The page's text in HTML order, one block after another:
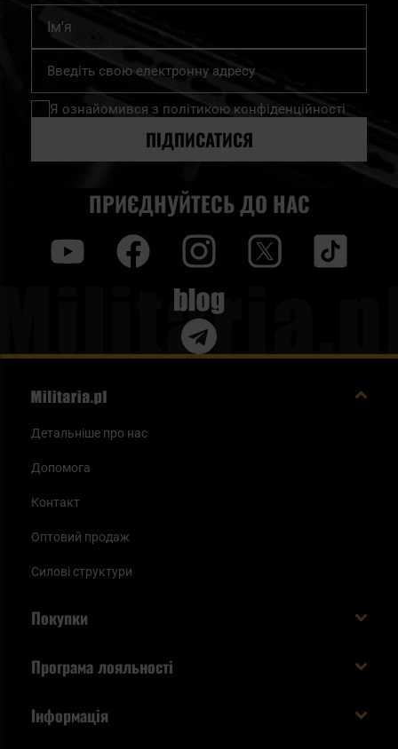
Підпишіться
нашу
розсилку
Я ознайомився з політикою конфіденційності
ПІДПИСАТИСЯ
ПРИЄДНУЙТЕСЬ ДО НАС
Blog
Детальніше про нас
Допомога
Контакт
Оптовий продаж
Силові структури
Покупки
Способи оплати
Програма лояльності
Інформація